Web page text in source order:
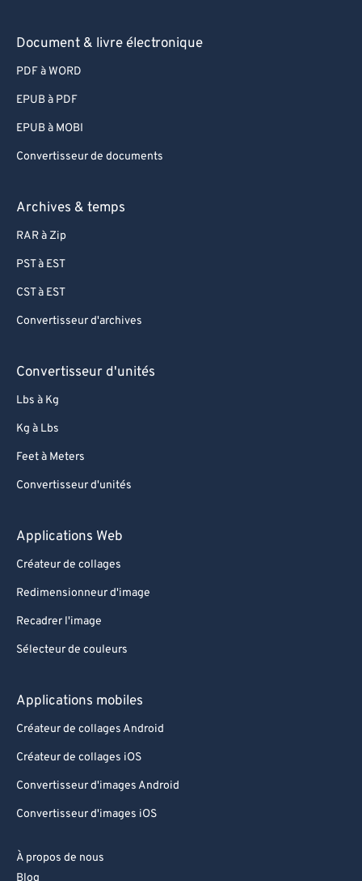
Document & livre électronique
PDF à WORD
EPUB à PDF
EPUB à MOBI
Convertisseur de documents
Archives & temps
RAR à Zip
PST à EST
CST à EST
Convertisseur d'archives
Convertisseur d'unités
Lbs à Kg
Kg à Lbs
Feet à Meters
Convertisseur d'unités
Applications Web
Créateur de collages
Redimensionneur d'image
Recadrer l'image
Sélecteur de couleurs
Applications mobiles
Créateur de collages Android
Créateur de collages iOS
Convertisseur d'images Android
Convertisseur d'images iOS
À propos de nous
Blog